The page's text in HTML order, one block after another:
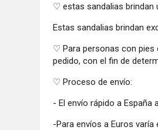
♡ estas sandalias brindan
Estas sandalias brindan
♡ Para personas con pies
pedido, con el fin de
♡ Proceso de envío:
- El envío rápido a
-Para envíos a Euros